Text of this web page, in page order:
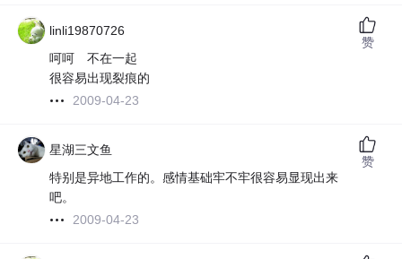
linli19870726
呵呵 不在一起
很容易出现裂痕的
2009-04-23
赞
星湖三文鱼
特别是异地工作的。感情基础牢不牢很容易显现出来
吧。
2009-04-23
赞